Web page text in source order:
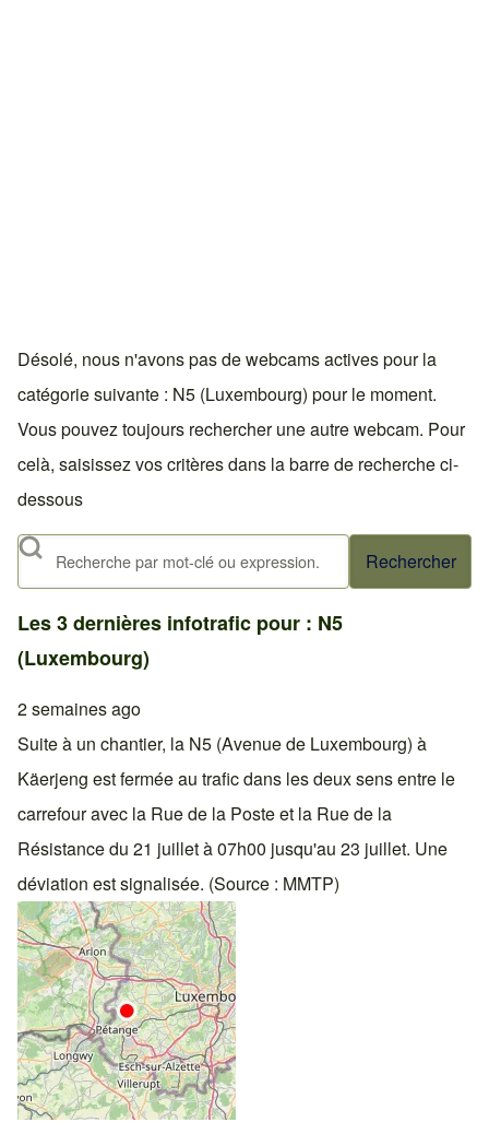
Désolé, nous n'avons pas de webcams actives pour la
catégorie suivante : N5 (Luxembourg) pour le moment.
Vous pouvez toujours rechercher une autre webcam. Pour
celà, saisissez vos critères dans la barre de recherche ci-
dessous
Rechercher
Les 3 dernières infotrafic pour : N5
(Luxembourg)
2 semaines ago
Suite à un chantier, la N5 (Avenue de Luxembourg) à
Käerjeng est fermée au trafic dans les deux sens entre le
carrefour avec la Rue de la Poste et la Rue de la
Résistance du 21 juillet à 07h00 jusqu'au 23 juillet. Une
déviation est signalisée. (Source : MMTP)